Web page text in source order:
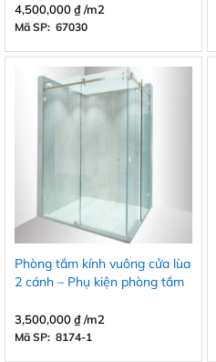
4,500,000₫/m2
Mã SP: 67030
Phòng tắm kính vuông cửa lùa
2 cánh – Phụ kiện phòng tắm
3,500,000₫/m2
Mã SP: 8174-1